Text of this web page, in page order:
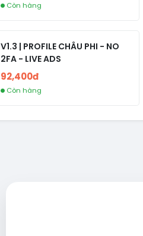
Còn hàng
V1.3 | PROFILE CHÂU PHI - NO
2FA - LIVE ADS
92,400đ
Còn hàng